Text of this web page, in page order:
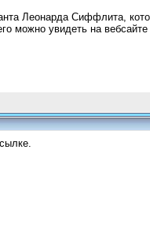
Леонарда Сиффлита,
можно увидеть на